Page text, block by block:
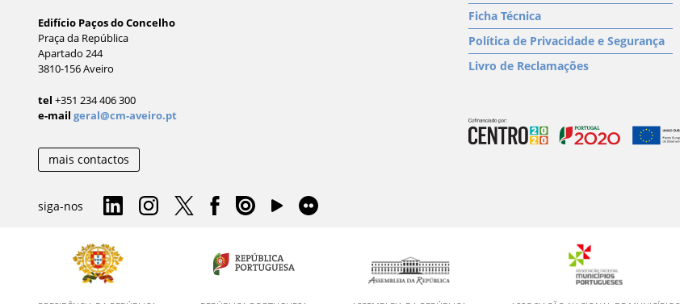
Edifício Paços do Concelho
Praça da República
Apartado 244
3810-156 Aveiro
tel +351 234 406 300
e-mail geral@cm-aveiro.pt
mais contactos
siga-nos
Ficha Técnica
Política de Privacidade e Segurança
Livro de Reclamações